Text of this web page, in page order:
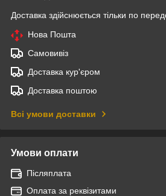
Доставка здійснюється тільки по
Нова Пошта
Самовивіз
Доставка кур'єром
Доставка поштою
Всі умови доставки
Умови оплати
Післяплата
Оплата за реквізитами